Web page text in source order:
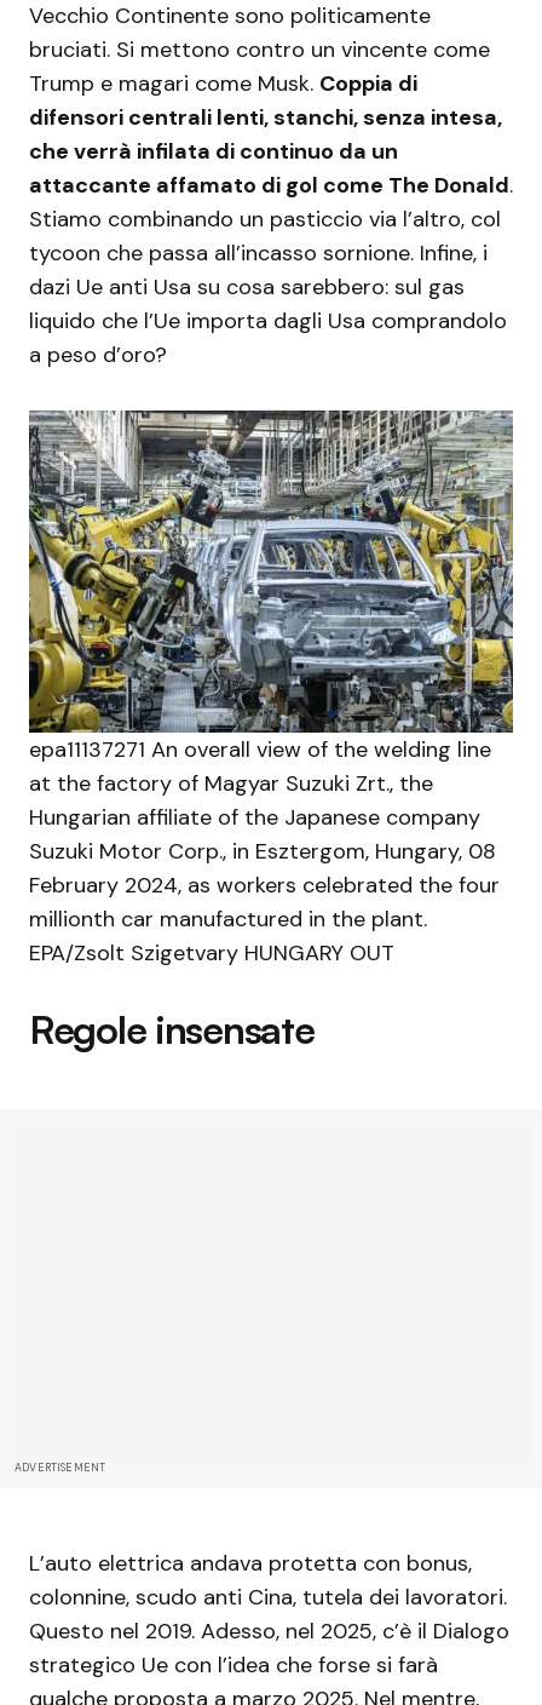
Vecchio Continente sono politicamente
bruciati. Si mettono contro un vincente come
Trump e magari come Musk. Coppia di
difensori centrali lenti, stanchi, senza intesa,
che verrà infilata di continuo da un
attaccante affamato di gol come The Donald.
Stiamo combinando un pasticcio via l’altro, col
tycoon che passa all’incasso sornione. Infine, i
dazi Ue anti Usa su cosa sarebbero: sul gas
liquido che l’Ue importa dagli Usa comprandolo
a peso d’oro?
epa11137271 An overall view of the welding line
at the factory of Magyar Suzuki Zrt., the
Hungarian affiliate of the Japanese company
Suzuki Motor Corp., in Esztergom, Hungary, 08
February 2024, as workers celebrated the four
millionth car manufactured in the plant.
EPA/Zsolt Szigetvary HUNGARY OUT
Regole insensate
ADVERTISEMENT
L’auto elettrica andava protetta con bonus,
colonnine, scudo anti Cina, tutela dei lavoratori.
Questo nel 2019. Adesso, nel 2025, c’è il Dialogo
strategico Ue con l’idea che forse si farà